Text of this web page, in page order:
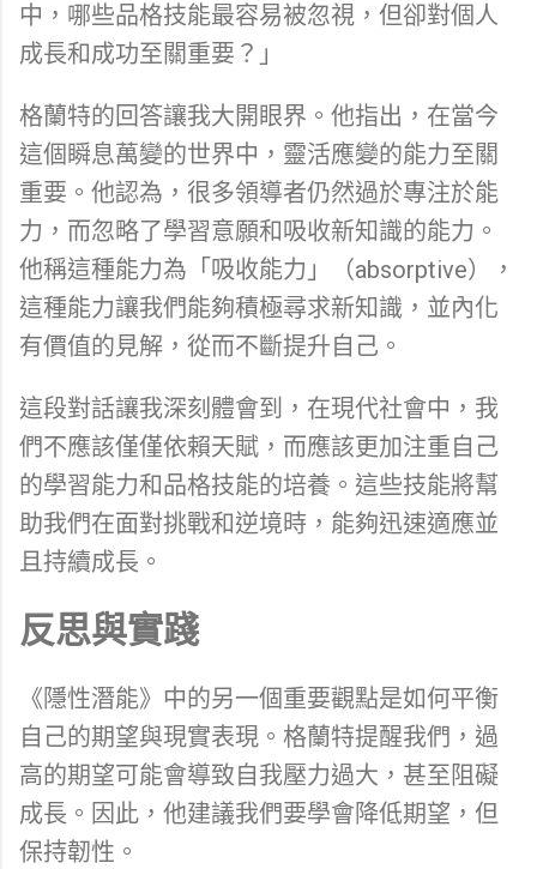
中，哪些品格技能最容易被忽視，但卻對個人
成長和成功至關重要？」
格蘭特的回答讓我大開眼界。他指出，在當今
這個瞬息萬變的世界中，靈活應變的能力至關
重要。他認為，很多領導者仍然過於專注於能
力，而忽略了學習意願和吸收新知識的能力。
他稱這種能力為「吸收能力」（absorptive），
這種能力讓我們能夠積極尋求新知識，並內化
有價值的見解，從而不斷提升自己。
這段對話讓我深刻體會到，在現代社會中，我
們不應該僅僅依賴天賦，而應該更加注重自己
的學習能力和品格技能的培養。這些技能將幫
助我們在面對挑戰和逆境時，能夠迅速適應並
且持續成長。
反思與實踐
《隱性潛能》中的另一個重要觀點是如何平衡
自己的期望與現實表現。格蘭特提醒我們，過
高的期望可能會導致自我壓力過大，甚至阻礙
成長。因此，他建議我們要學會降低期望，但
保持韌性。